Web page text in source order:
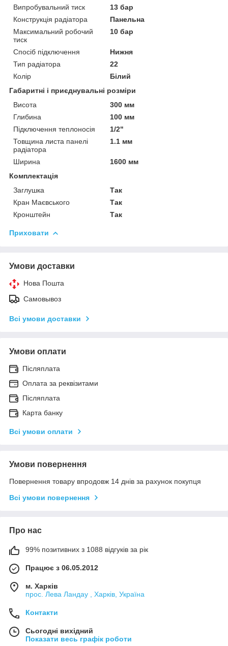
Випробувальний тиск
13 бар
Конструкція радіатора
Панельна
Максимальний робочий
тиск
10 бар
Спосіб підключення
Нижня
Тип радіатора
22
Колір
Білий
Габаритні і приєднувальні розміри
Висота
300 мм
Глибина
100 мм
Підключення теплоносія
1/2"
Товщина листа панелі
радіатора
1.1 мм
Ширина
1600 мм
Комплектація
Заглушка
Так
Кран Маєвського
Так
Кронштейн
Так
Приховати
Умови доставки
Нова Пошта
Самовывоз
Всі умови доставки
Умови оплати
Післяплата
Оплата за реквізитами
Післяплата
Карта банку
Всі умови оплати
Умови повернення
Повернення товару впродовж 14 днів за рахунок покупця
Всі умови повернення
Про нас
99% позитивних з 1088 відгуків за рік
Працює з 06.05.2012
м. Харків
прос. Лева Ландау , Харків, Україна
Контакти
Сьогодні вихідний
Показати весь графік роботи